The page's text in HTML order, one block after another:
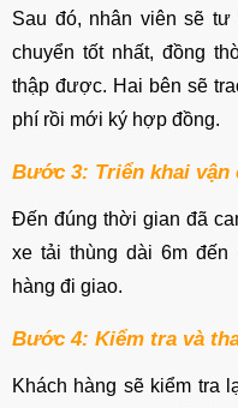
Sau đó, nhân viên sẽ
chuyển tốt nhất, đồng
thập được. Hai bên sẽ
phí rồi mới ký hợp đồng.
Bước 3: Triển khai vận
Đến đúng thời gian đã
xe tải thùng dài 6m đến
hàng đi giao.
Bước 4: Kiểm tra và
Khách hàng sẽ kiểm tra